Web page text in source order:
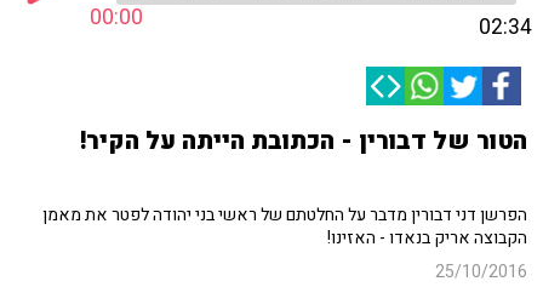
00:00 02:34
הטור של דבורין - הכתובת הייתה על הקיר!
הפרשן דני דבורין מדבר על החלטתם של ראשי בני יהודה לפטר את מאמן
הקבוצה אריק בנאדו - האזינו!
25/10/2016